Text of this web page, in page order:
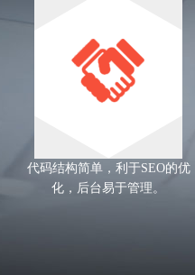
代码结构简单，利于SEO的优
化，后台易于管理。